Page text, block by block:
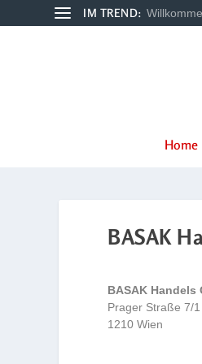
IM TREND:
Home
BASAK
BASAK Handels
Prager Straße 7/1
1210 Wien